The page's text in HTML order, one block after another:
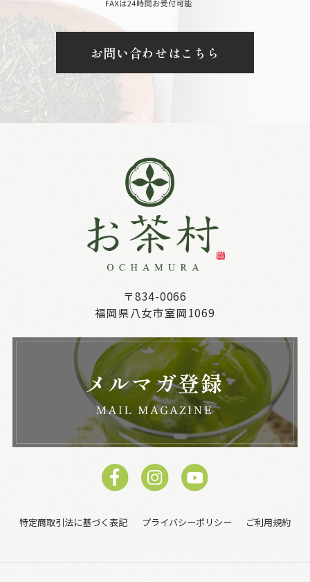
お問い合わせはこちら
〒834-0066
福岡県八女市室岡1069
特定商取引法に基づく表記 プライバシーポリシー ご利用規約